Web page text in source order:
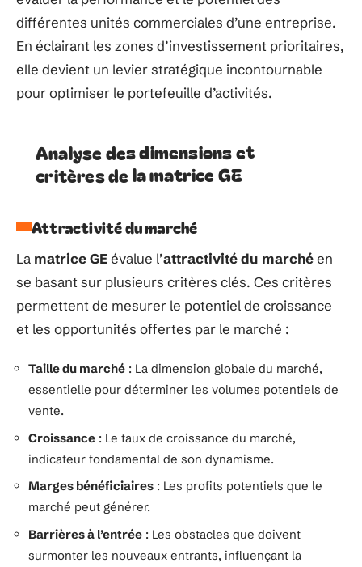
différentes unités commerciales d’une entreprise.
En éclairant les zones d’investissement prioritaires,
elle devient un levier stratégique incontournable
pour optimiser le portefeuille d’activités.
Analyse des dimensions et
critères de la matrice GE
Attractivité du marché
La matrice GEévalue l’attractivité du marchéen
se basant sur plusieurs critères clés. Ces critères
permettent de mesurer le potentiel de croissance
et les opportunités offertes par le marché :
Taille du marché : La dimension globale du marché,
essentielle pour déterminer les volumes potentiels de
vente.
Croissance : Le taux de croissance du marché,
indicateur fondamental de son dynamisme.
Marges bénéficiaires : Les profits potentiels que le
marché peut générer.
Barrières à l’entrée : Les obstacles que doivent
surmonter les nouveaux entrants, influençant la